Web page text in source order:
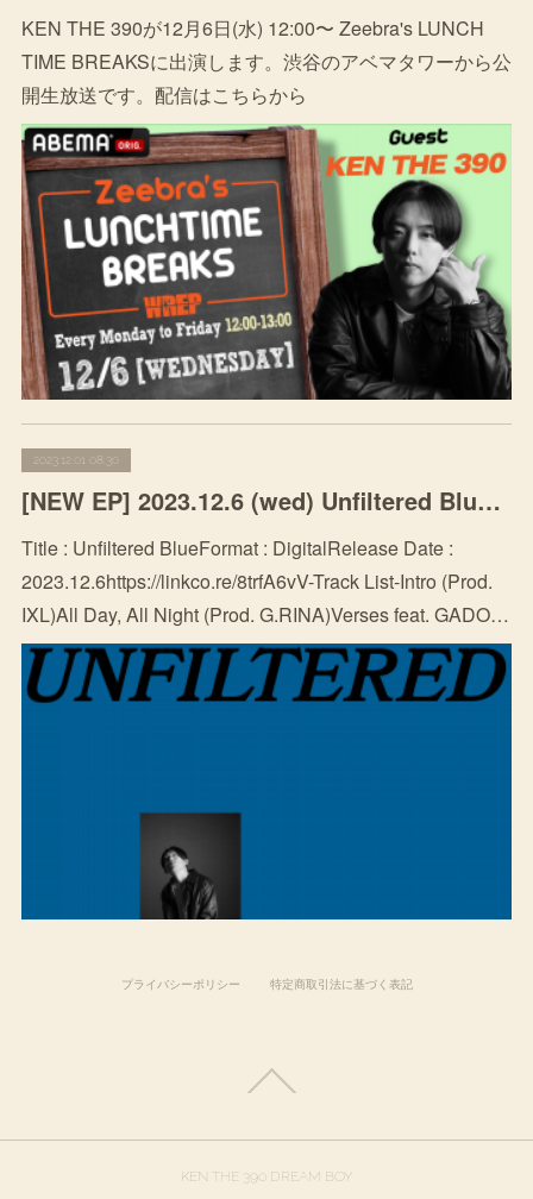
KEN THE 390が12月6日(水) 12:00〜 Zeebra's LUNCH
TIME BREAKSに出演します。渋谷のアベマタワーから公
開生放送です。配信はこちらから
2023.12.01 08:30
[NEW EP] 2023.12.6 (wed) Unfiltered Blue -EP-
Title : Unfiltered BlueFormat : DigitalRelease Date :
2023.12.6https://linkco.re/8trfA6vV-Track List-Intro (Prod.
IXL)All Day, All Night (Prod. G.RINA)Verses feat. GADO…
プライバシーポリシー 特定商取引法に基づく表記
KEN THE 390 DREAM BOY